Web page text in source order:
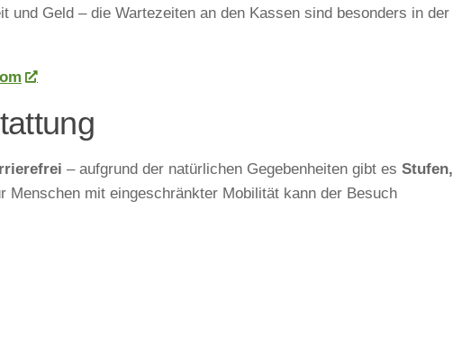
und Geld – die Wartezeiten an den Kassen sind besonders in der
– aufgrund der natürlichen Gegebenheiten gibt es Stufen,
Menschen mit eingeschränkter Mobilität kann der Besuch